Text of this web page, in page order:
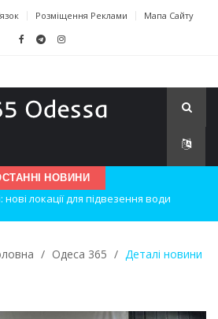
Розміщення Реклами Мапа Сайту
НОВИНИ
наслідки вибухів
/ Одеса 365 / Деталі новини